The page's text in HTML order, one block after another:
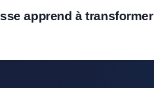
apprend à transformer